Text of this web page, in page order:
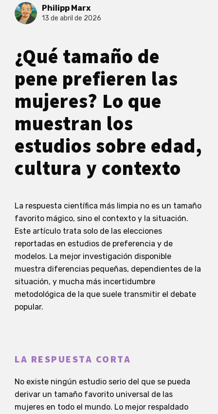
Philipp Marx
13 de abril de 2026
¿Qué tamaño de
pene prefieren las
mujeres? Lo que
muestran los
estudios sobre edad,
cultura y contexto
La respuesta científica más limpia no es un tamaño
favorito mágico, sino el contexto y la situación.
Este artículo trata solo de las elecciones
reportadas en estudios de preferencia y de
modelos. La mejor investigación disponible
muestra diferencias pequeñas, dependientes de la
situación, y mucha más incertidumbre
metodológica de la que suele transmitir el debate
popular.
LA RESPUESTA CORTA
No existe ningún estudio serio del que se pueda
derivar un tamaño favorito universal de las
mujeres en todo el mundo. Lo mejor respaldado